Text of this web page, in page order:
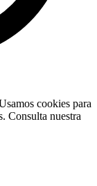
cookies para
Consulta nuestra